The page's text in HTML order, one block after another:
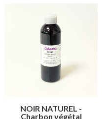
NOIR NATUREL -
Charbon végétal